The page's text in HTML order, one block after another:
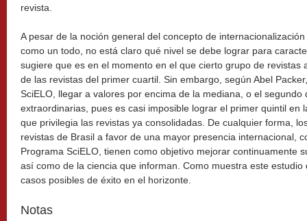
revista.
A pesar de la noción general del concepto de
como un todo, no está claro qué nivel se debe lograr para
sugiere que es en el momento en el que cierto grupo de revistas
de las revistas del primer cuartil. Sin embargo, según Abel
SciELO, llegar a valores por encima de la mediana, o el segundo
extraordinarias, pues es casi imposible lograr el primer quintil en
que privilegia las revistas ya consolidadas. De cualquier forma,
revistas de Brasil a favor de una mayor presencia internacional,
Programa SciELO, tienen como objetivo mejorar continuamente
así como de la ciencia que informan. Como muestra este
casos posibles de éxito en el horizonte.
Notas